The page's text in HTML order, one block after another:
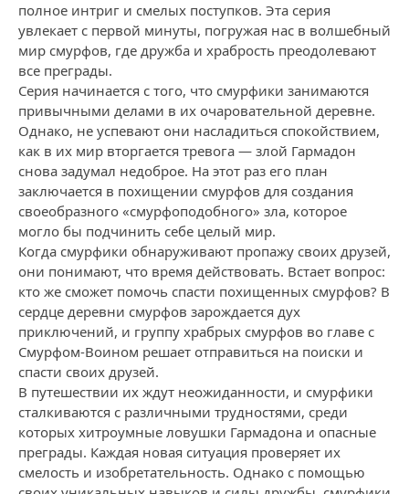
полное интриг и смелых поступков. Эта серия
увлекает с первой минуты, погружая нас в волшебный
мир смурфов, где дружба и храбрость преодолевают
все преграды.
Серия начинается с того, что смурфики занимаются
привычными делами в их очаровательной деревне.
Однако, не успевают они насладиться спокойствием,
как в их мир вторгается тревога — злой Гармадон
снова задумал недоброе. На этот раз его план
заключается в похищении смурфов для создания
своеобразного «смурфоподобного» зла, которое
могло бы подчинить себе целый мир.
Когда смурфики обнаруживают пропажу своих друзей,
они понимают, что время действовать. Встает вопрос:
кто же сможет помочь спасти похищенных смурфов? В
сердце деревни смурфов зарождается дух
приключений, и группу храбрых смурфов во главе с
Смурфом-Воином решает отправиться на поиски и
спасти своих друзей.
В путешествии их ждут неожиданности, и смурфики
сталкиваются с различными трудностями, среди
которых хитроумные ловушки Гармадона и опасные
преграды. Каждая новая ситуация проверяет их
смелость и изобретательность. Однако с помощью